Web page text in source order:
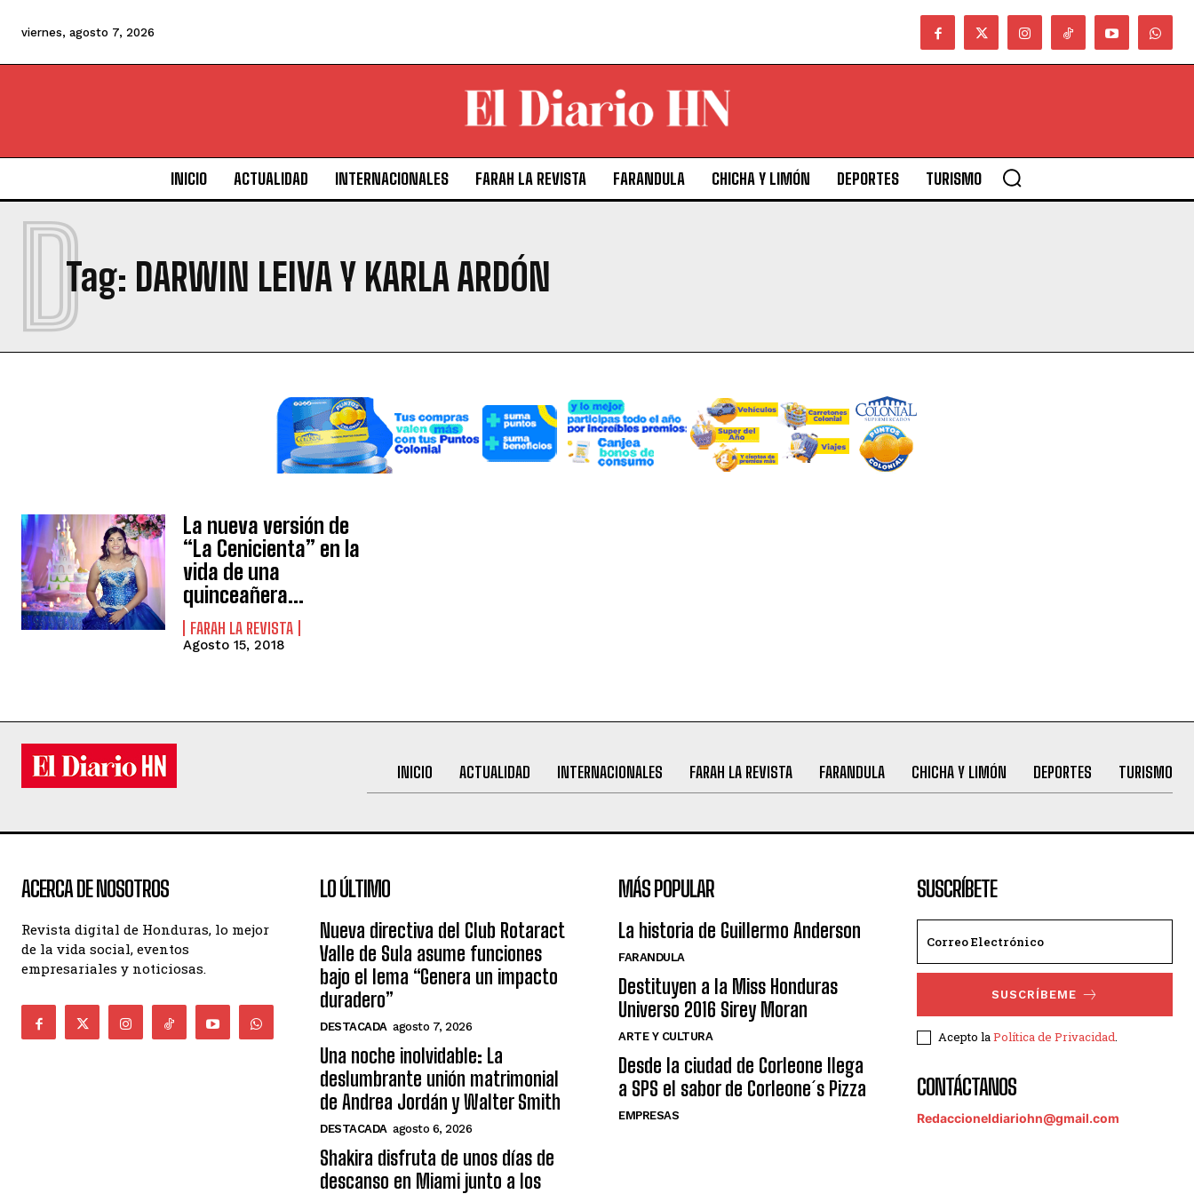
viernes, agosto 7, 2026
INICIO ACTUALIDAD INTERNACIONALES FARAH LA REVISTA FARANDULA CHICHA Y LIMÓN DEPORTES TURISMO
Tag: DARWIN LEIVA Y KARLA ARDÓN
D
La nueva versión de
“La Cenicienta” en la
vida de una
quinceañera…
FARAH LA REVISTA
Agosto 15, 2018
INICIO ACTUALIDAD INTERNACIONALES FARAH LA REVISTA FARANDULA CHICHA Y LIMÓN DEPORTES TURISMO
ACERCA DE NOSOTROS
Revista digital de Honduras, lo mejor
de la vida social, eventos
empresariales y noticiosas.
LO ÚLTIMO
Nueva directiva del Club Rotaract
Valle de Sula asume funciones
bajo el lema “Genera un impacto
duradero”
DESTACADA agosto 7, 2026
Una noche inolvidable: La
deslumbrante unión matrimonial
de Andrea Jordán y Walter Smith
DESTACADA agosto 6, 2026
Shakira disfruta de unos días de
descanso en Miami junto a los
MÁS POPULAR
La historia de Guillermo Anderson
FARANDULA
Destituyen a la Miss Honduras
Universo 2016 Sirey Moran
ARTE Y CULTURA
Desde la ciudad de Corleone llega
a SPS el sabor de Corleone´s Pizza
EMPRESAS
SUSCRÍBETE
SUSCRÍBEME
Acepto laPolítica de Privacidad.
CONTÁCTANOS
Redaccioneldiariohn@gmail.com